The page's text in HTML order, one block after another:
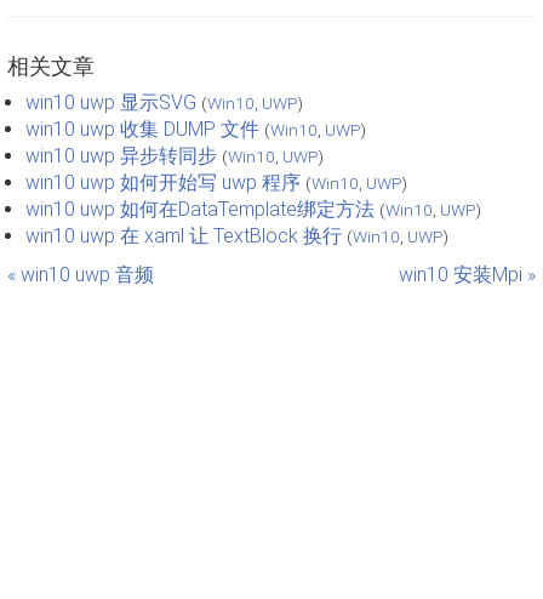
相关文章
win10 uwp 显示SVG (Win10 UWP)
win10 uwp 收集 DUMP 文件 (Win10 UWP)
win10 uwp 异步转同步 (Win10 UWP)
win10 uwp 如何开始写 uwp 程序 (Win10 UWP)
win10 uwp 如何在DataTemplate绑定方法 (Win10 UWP)
win10 uwp 在 xaml 让 TextBlock 换行 (Win10 UWP)
« win10 uwp 音频 win10 安装Mpi »